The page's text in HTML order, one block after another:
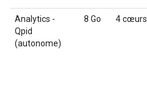
Analytics -
Qpid
(autonome)
8 Go 4 cœurs